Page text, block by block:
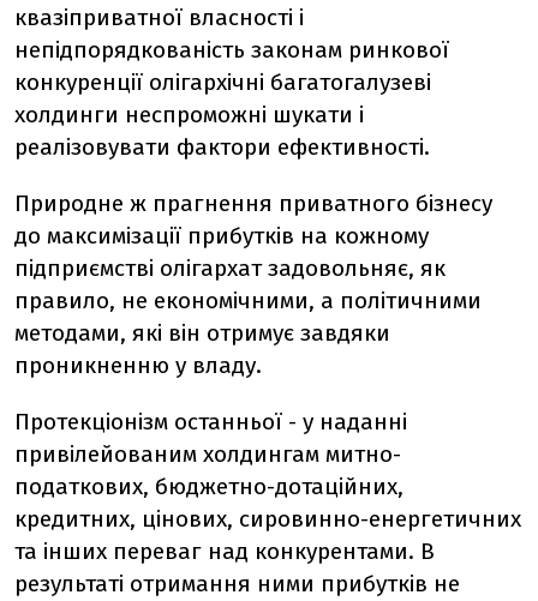
квазіприватної власності і
непідпорядкованість законам ринкової
конкуренції олігархічні багатогалузеві
холдинги неспроможні шукати і
реалізовувати фактори ефективності.
Природне ж прагнення приватного бізнесу
до максимізації прибутків на кожному
підприємстві олігархат задовольняє, як
правило, не економічними, а політичними
методами, які він отримує завдяки
проникненню у владу.
Протекціонізм останньої - у наданні
привілейованим холдингам митно-
податкових, бюджетно-дотаційних,
кредитних, цінових, сировинно-енергетичних
та інших переваг над конкурентами. В
результаті отримання ними прибутків не